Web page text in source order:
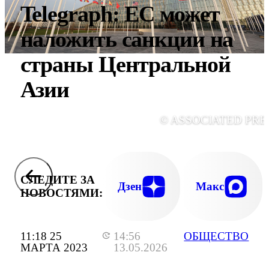
11:18 25
МАРТА 2023
14:56
13.05.2026
ОБЩЕСТВО
Telegraph: ЕС может
наложить санкции на
страны Центральной
Азии
© ASSOCIATED
СЛЕДИТЕ ЗА
НОВОСТЯМИ:
Дзен Макс